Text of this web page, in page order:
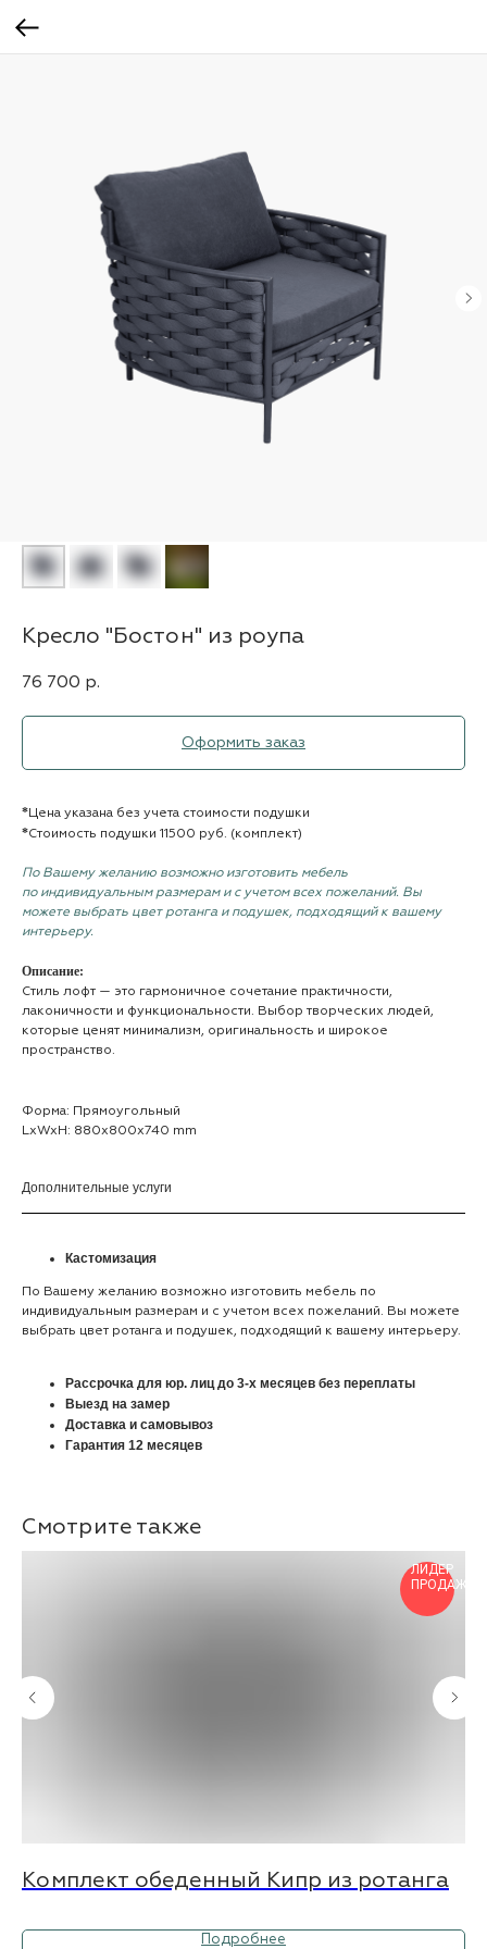
Кресло "Бостон" из роупа
76 700 р.
Оформить заказ
*Цена указана без учета стоимости подушки
*Стоимость подушки 11500 руб. (комплект)
По Вашему желанию возможно изготовить мебель
по индивидуальным размерам и с учетом всех пожеланий. Вы
можете выбрать цвет ротанга и подушек, подходящий к вашему
интерьеру.
Описание:
Стиль лофт — это гармоничное сочетание практичности,
лаконичности и функциональности. Выбор творческих людей,
которые ценят минимализм, оригинальность и широкое
пространство.
Форма: Прямоугольный
LxWxH: 880x800x740 mm
Дополнительные услуги
Кастомизация
По Вашему желанию возможно изготовить мебель по
индивидуальным размерам и с учетом всех пожеланий. Вы можете
выбрать цвет ротанга и подушек, подходящий к вашему интерьеру.
Рассрочка для юр. лиц до 3-х месяцев без переплаты
Выезд на замер
Доставка и самовывоз
Гарантия 12 месяцев
Смотрите также
ЛИДЕР
ПРОДАЖ
Комплект обеденный Кипр из ротанга
Подробнее